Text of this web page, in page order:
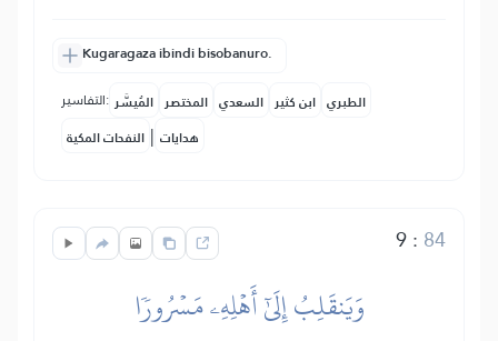
Kugaragaza ibindi bisobanuro.
التفاسير: المُيسَّر المختصر السعدي ابن كثير الطبري
النفحات المكية | هدايات
9: 84
وَيَنقَلِبُ إِلَىٰٓ أَهۡلِهِۦ مَسۡرُورٗا